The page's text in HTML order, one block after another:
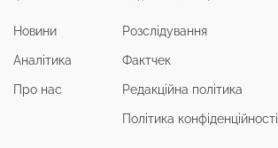
Новини
Аналітика
Про нас
Розслідування
Фактчек
Редакційна політика
Політика конфіденційності